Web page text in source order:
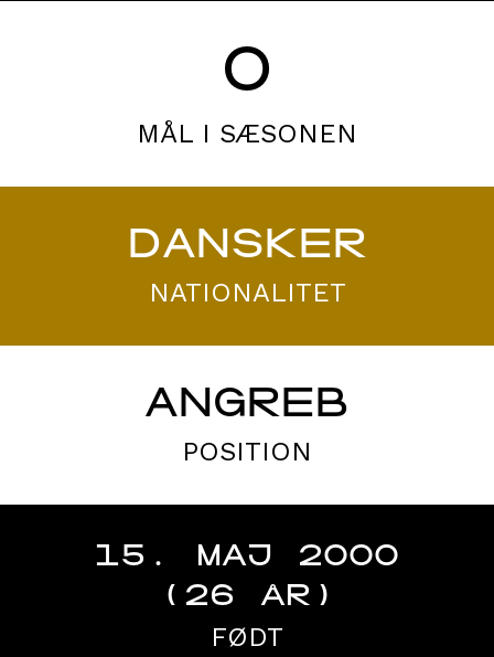
0
MÅL I SÆSONEN
DANSKER
NATIONALITET
ANGREB
POSITION
15. MAJ 2000
(26 ÅR)
FØDT